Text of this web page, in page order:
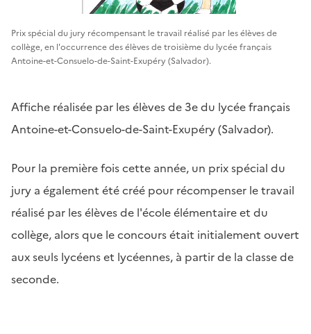
Prix spécial du jury récompensant le travail réalisé par les élèves de
collège, en l'occurrence des élèves de troisième du lycée français
Antoine-et-Consuelo-de-Saint-Exupéry (Salvador).
Affiche réalisée par les élèves de 3e du lycée français
Antoine-et-Consuelo-de-Saint-Exupéry (Salvador).
Pour la première fois cette année, un prix spécial du
jury a également été créé pour récompenser le travail
réalisé par les élèves de l'école élémentaire et du
collège, alors que le concours était initialement ouvert
aux seuls lycéens et lycéennes, à partir de la classe de
seconde.